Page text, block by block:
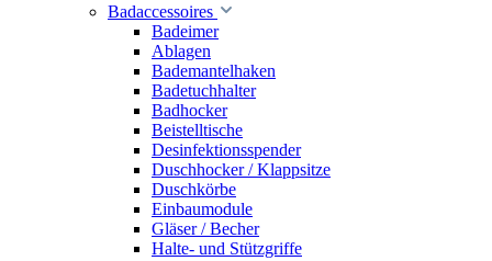
Badaccessoires
Badeimer
Ablagen
Bademantelhaken
Badetuchhalter
Badhocker
Beistelltische
Desinfektionsspender
Duschhocker / Klappsitze
Duschkörbe
Einbaumodule
Gläser / Becher
Halte- und Stützgriffe